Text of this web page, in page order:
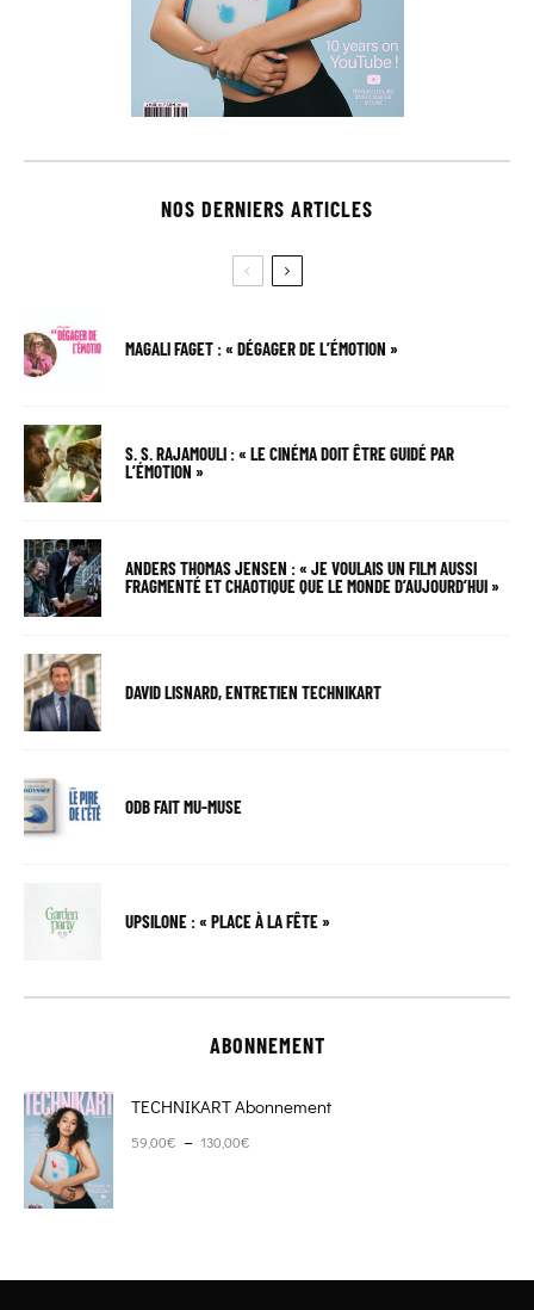
NOS DERNIERS ARTICLES
MAGALI FAGET : « DÉGAGER DE L’ÉMOTION »
S. S. RAJAMOULI : « LE CINÉMA DOIT ÊTRE GUIDÉ PAR
L’ÉMOTION »
ANDERS THOMAS JENSEN : « JE VOULAIS UN FILM AUSSI
FRAGMENTÉ ET CHAOTIQUE QUE LE MONDE D’AUJOURD’HUI »
DAVID LISNARD, ENTRETIEN TECHNIKART
ODB FAIT MU-MUSE
UPSILONE : « PLACE À LA FÊTE »
ABONNEMENT
TECHNIKART Abonnement
59,00€ – 130,00€